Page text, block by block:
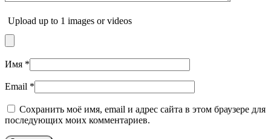
Upload up to 1 images or videos
Имя *
Email *
Сохранить моё имя, email и адрес сайта в этом браузере для
последующих моих комментариев.